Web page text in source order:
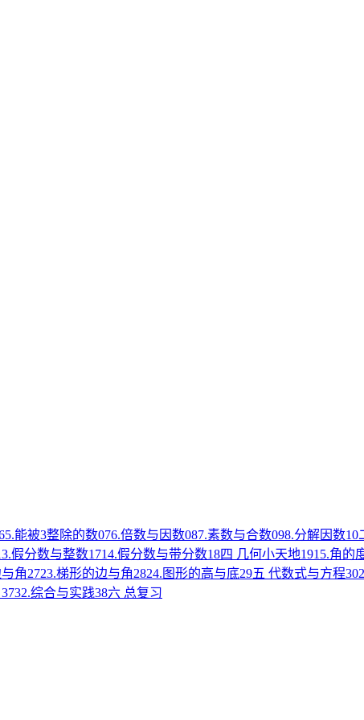
5.能被3整除的数076.倍数与因数087.素数与合数098.分解因数10
假分数与整数1714.假分数与带分数18四 几何小天地1915.角的
角2723.梯形的边与角2824.图形的高与底29五 代数式与方程30
3732.综合与实践38六 总复习